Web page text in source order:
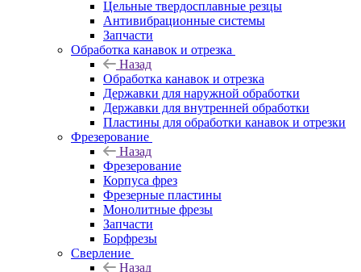
Цельные твердосплавные резцы
Антивибрационные системы
Запчасти
Обработка канавок и отрезка
Назад
Обработка канавок и отрезка
Державки для наружной обработки
Державки для внутренней обработки
Пластины для обработки канавок и отрезки
Фрезерование
Назад
Фрезерование
Корпуса фрез
Фрезерные пластины
Монолитные фрезы
Запчасти
Борфрезы
Сверление
Назад